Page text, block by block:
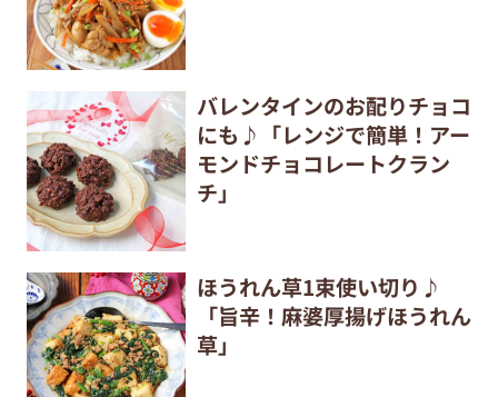
バレンタインのお配りチョコ
にも♪「レンジで簡単！アー
モンドチョコレートクラン
チ」
ほうれん草1束使い切り♪
「旨辛！麻婆厚揚げほうれん
草」